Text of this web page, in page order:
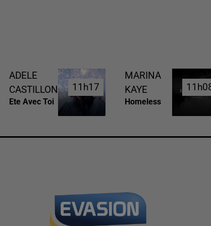
ADELE
CASTILLON
Ete Avec Toi
11h17
11h17
MARINA
KAYE
Homeless